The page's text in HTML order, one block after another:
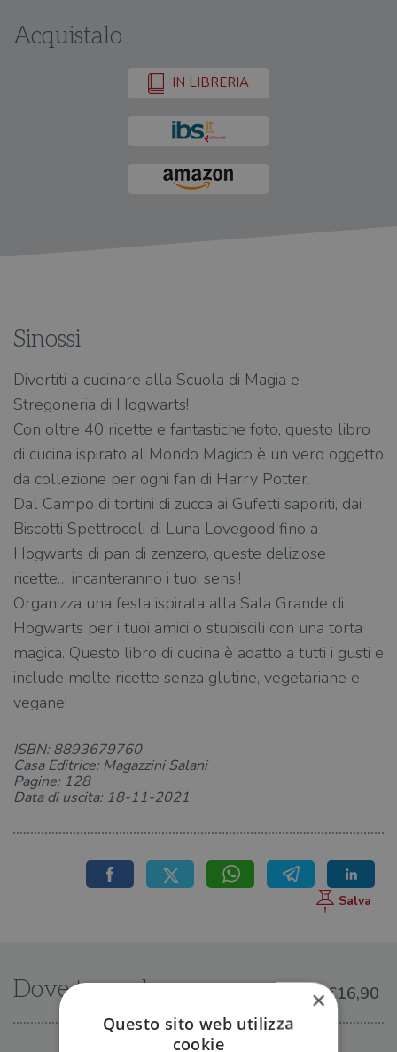
Acquistalo
IN LIBRERIA
Sinossi
Divertiti a cucinare alla Scuola di Magia e
Stregoneria di Hogwarts!
Con oltre 40 ricette e fantastiche foto, questo libro
di cucina ispirato al Mondo Magico è un vero oggetto
da collezione per ogni fan di Harry Potter.
Dal Campo di tortini di zucca ai Gufetti saporiti, dai
Biscotti Spettrocoli di Luna Lovegood fino a
Hogwarts di pan di zenzero, queste deliziose
ricette… incanteranno i tuoi sensi!
Organizza una festa ispirata alla Sala Grande di
Hogwarts per i tuoi amici o stupiscili con una torta
magica. Questo libro di cucina è adatto a tutti i gusti e
include molte ricette senza glutine, vegetariane e
vegane!
ISBN: 8893679760
Casa Editrice: Magazzini Salani
Pagine: 128
Data di uscita: 18-11-2021
Dove trovarlo €16,90
×
Questo sito web utilizza
cookie